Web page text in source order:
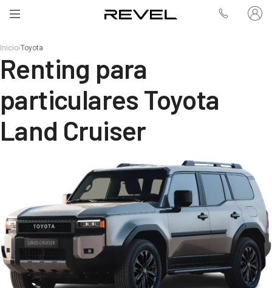
Inicio›Toyota
Renting para
particulares Toyota
Land Cruiser